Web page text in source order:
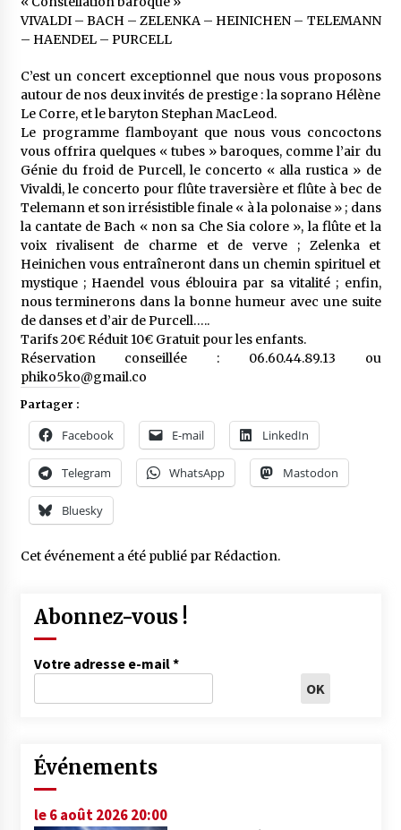
VIVALDI – BACH – ZELENKA – HEINICHEN – TELEMANN
– HAENDEL – PURCELL
C’est un concert exceptionnel que nous vous proposons
autour de nos deux invités de prestige : la soprano Hélène
Le Corre, et le baryton Stephan MacLeod.
Le programme flamboyant que nous vous concoctons
vous offrira quelques « tubes » baroques, comme l’air du
Génie du froid de Purcell, le concerto « alla rustica » de
Vivaldi, le concerto pour flûte traversière et flûte à bec de
Telemann et son irrésistible finale « à la polonaise » ; dans
la cantate de Bach « non sa Che Sia colore », la flûte et la
voix rivalisent de charme et de verve ; Zelenka et
Heinichen vous entraîneront dans un chemin spirituel et
mystique ; Haendel vous éblouira par sa vitalité ; enfin,
nous terminerons dans la bonne humeur avec une suite
de danses et d’air de Purcell…..
Tarifs 20€ Réduit 10€ Gratuit pour les enfants.
Réservation conseillée : 06.60.44.89.13 ou
phiko5ko@gmail.co
Partager :
Facebook E-mail LinkedIn
Telegram WhatsApp Mastodon
Bluesky
Cet événement a été publié parRédaction.
Abonnez-vous !
Votre adresse e-mail*
Événements
le 6 août 2026 20:00